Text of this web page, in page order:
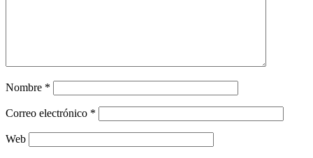
Nombre *
Correo electrónico *
Web